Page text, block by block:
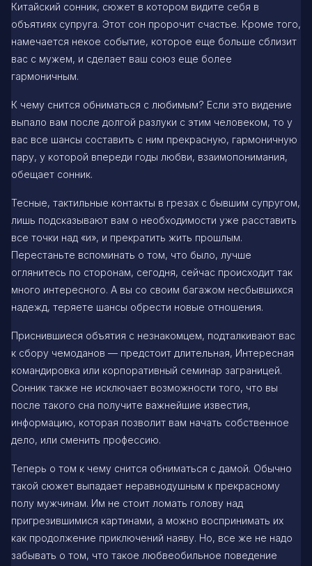
Китайский сонник, сюжет в котором видите себя в
объятиях супруга. Этот сон пророчит счастье. Кроме того,
намечается некое событие, которое еще больше сблизит
вас с мужем, и сделает ваш союз еще более
гармоничным.
К чему снится обниматься с любимым? Если это видение
выпало вам после долгой разлуки с этим человеком, то у
вас все шансы составить с ним прекрасную, гармоничную
пару, у которой впереди годы любви, взаимопонимания,
обещает сонник.
Тесные, тактильные контакты в грезах с бывшим супругом,
лишь подсказывают вам о необходимости уже расставить
все точки над «и», и прекратить жить прошлым.
Перестаньте вспоминать о том, что было, лучше
оглянитесь по сторонам, сегодня, сейчас происходит так
много интересного. А вы со своим багажом несбывшихся
надежд, теряете шансы обрести новые отношения.
Приснившиеся объятия с незнакомцем, подталкивают вас
к сбору чемоданов — предстоит длительная, Интересная
командировка или корпоративный семинар заграницей.
Сонник также не исключает возможности того, что вы
после такого сна получите важнейшие известия,
информацию, которая позволит вам начать собственное
дело, или сменить профессию.
Теперь о том к чему снится обниматься с дамой. Обычно
такой сюжет выпадает неравнодушным к прекрасному
полу мужчинам. Им не стоит ломать голову над
пригрезившимися картинами, а можно воспринимать их
как продолжение приключений наяву. Но, все же не надо
забывать о том, что такое любвеобильное поведение